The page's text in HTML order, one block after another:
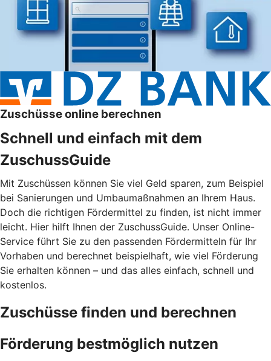
Zuschüsse online berechnen
Schnell und einfach mit dem
ZuschussGuide
Mit Zuschüssen können Sie viel Geld sparen, zum Beispiel
bei Sanierungen und Umbaumaßnahmen an Ihrem Haus.
Doch die richtigen Fördermittel zu finden, ist nicht immer
leicht. Hier hilft Ihnen der ZuschussGuide. Unser Online-
Service führt Sie zu den passenden Fördermitteln für Ihr
Vorhaben und berechnet beispielhaft, wie viel Förderung
Sie erhalten können – und das alles einfach, schnell und
kostenlos.
Zuschüsse finden und berechnen
Förderung bestmöglich nutzen